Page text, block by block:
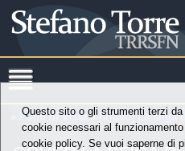
Punti di Vista » [Video] La sfiga
Questo sito o gli strumenti terzi
cookie necessari al
cookie policy. Se vuoi saperne di